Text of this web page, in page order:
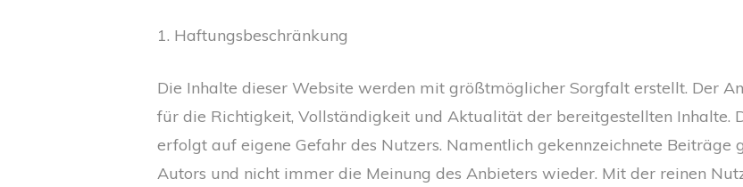
1. Haftungsbeschränkung
Die Inhalte dieser Website werden mit größtmöglicher Sorgfalt erstellt. Der
für die Richtigkeit, Vollständigkeit und Aktualität der bereitgestellten Inhalte.
erfolgt auf eigene Gefahr des Nutzers. Namentlich gekennzeichnete Beiträge
Autors und nicht immer die Meinung des Anbieters wieder. Mit der reinen